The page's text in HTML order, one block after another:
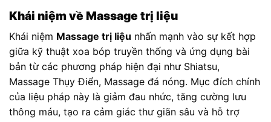
Khái niệm về Massage trị liệu
Khái niệm Massage trị liệu nhấn mạnh vào sự kết hợp
giữa kỹ thuật xoa bóp truyền thống và ứng dụng bài
bản từ các phương pháp hiện đại như Shiatsu,
Massage Thụy Điển, Massage đá nóng. Mục đích chính
của liệu pháp này là giảm đau nhức, tăng cường lưu
thông máu, tạo ra cảm giác thư giãn sâu và hỗ trợ